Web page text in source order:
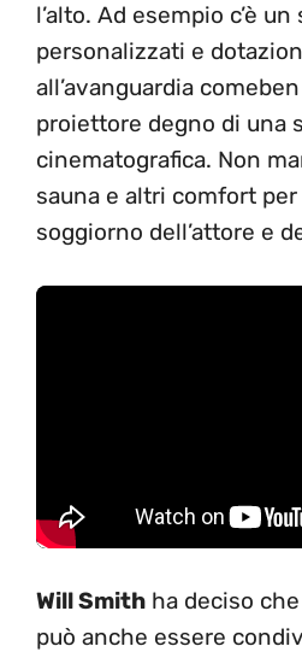
l’alto. Ad esempio c’è
personalizzati e
all’avanguardia
proiettore degno di una
cinematografica. Non
sauna e altri comfort
soggiorno dell’attore e
Will Smith ha deciso
può anche essere